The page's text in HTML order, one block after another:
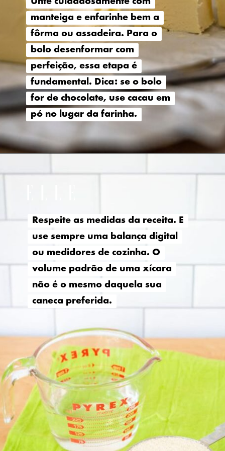
manteiga e enfarinhe bem a
fôrma ou assadeira. Para o
bolo desenformar com
perfeição, essa etapa é
fundamental. Dica: se o bolo
for de chocolate, use cacau em
pó no lugar da farinha.
manteiga e enfarinhe bem a
fôrma ou assadeira. Para o
bolo desenformar com
perfeição, essa etapa é
fundamental. Dica: se o bolo
for de chocolate, use cacau em
pó no lugar da farinha.
Respeite as medidas da receita. E
use sempre uma balança digital
ou medidores de cozinha. O
volume padrão de uma xícara
não é o mesmo daquela sua
caneca preferida.
Respeite as medidas da receita. E
use sempre uma balança digital
ou medidores de cozinha. O
volume padrão de uma xícara
não é o mesmo daquela sua
caneca preferida.